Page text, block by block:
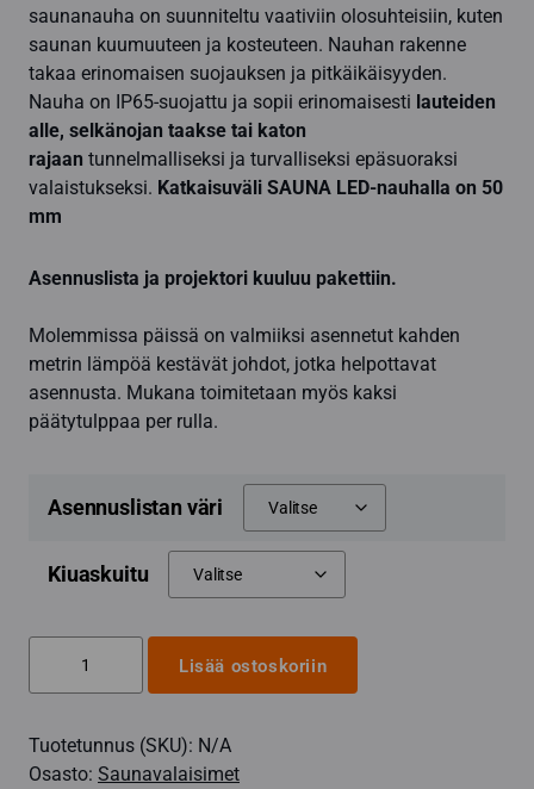
saunanauha on suunniteltu vaativiin olosuhteisiin, kuten
saunan kuumuuteen ja kosteuteen. Nauhan rakenne
takaa erinomaisen suojauksen ja pitkäikäisyyden.
Nauha on IP65-suojattu ja sopii erinomaisesti lauteiden
alle, selkänojan taakse tai katon
rajaan tunnelmalliseksi ja turvalliseksi epäsuoraksi
valaistukseksi. Katkaisuväli SAUNA LED-nauhalla on 50
mm
Asennuslista ja projektori kuuluu pakettiin.
Molemmissa päissä on valmiiksi asennetut kahden
metrin lämpöä kestävät johdot, jotka helpottavat
asennusta. Mukana toimitetaan myös kaksi
päätytulppaa per rulla.
Asennuslistan väri
Kiuaskuitu
valonauhasarja,
3000K,
Lisää ostoskoriin
Tuotetunnus (SKU): N/A
Osasto: Saunavalaisimet